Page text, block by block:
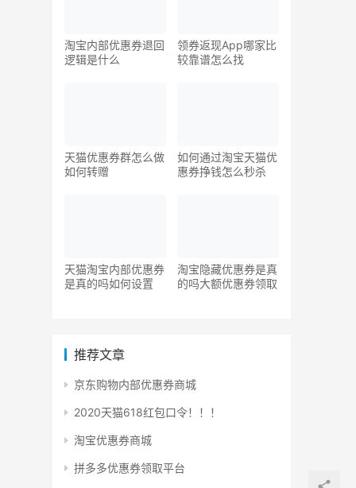
淘宝内部优惠券退回
逻辑是什么
领券返现App哪家比
较靠谱怎么找
天猫优惠券群怎么做
如何转赠
如何通过淘宝天猫优
惠券挣钱怎么秒杀
天猫淘宝内部优惠券
是真的吗如何设置
淘宝隐藏优惠券是真
的吗大额优惠券领取
推荐文章
京东购物内部优惠券商城
2020天猫618红包口令！！！
淘宝优惠券商城
拼多多优惠券领取平台